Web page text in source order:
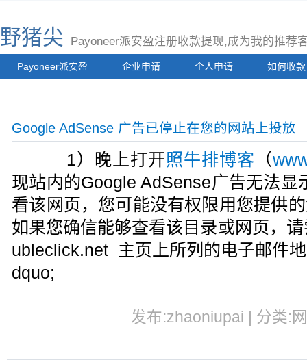
野猪尖 Payoneer派安盈注册收款提现,成为我的推荐
Payoneer派安盈 企业申请 个人申请 如何收款
Google AdSense 广告已停止在您的网站上投放
1）晚上打开照牛排博客 （
现站内的Google AdSense广告无法显
看该网页，您可能没有权限用您提供
如果您确信能够查看该目录或网页，
ubleclick.net 主页上所列的电子邮件
dquo;
发布:zhaoniupai | 分类: